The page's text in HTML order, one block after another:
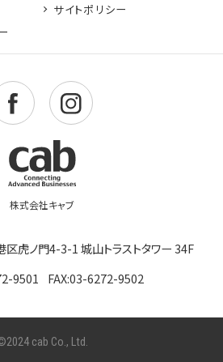
サイトポリシー
虎ノ門4-3-1 城山トラストタワー 34F
9501
FAX:03-6272-9502